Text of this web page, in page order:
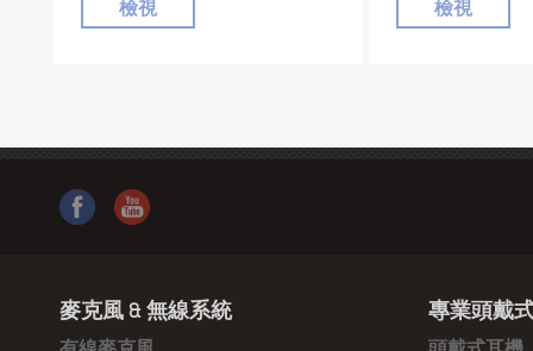
檢視 檢視
麥克風 & 無線系統 專業頭戴